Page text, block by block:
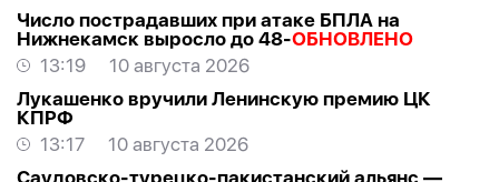
Число пострадавших при атаке БПЛА на
Нижнекамск выросло до 48-ОБНОВЛЕНО
13:19
10 августа 2026
Лукашенко вручили Ленинскую премию ЦК
КПРФ
13:17
10 августа 2026